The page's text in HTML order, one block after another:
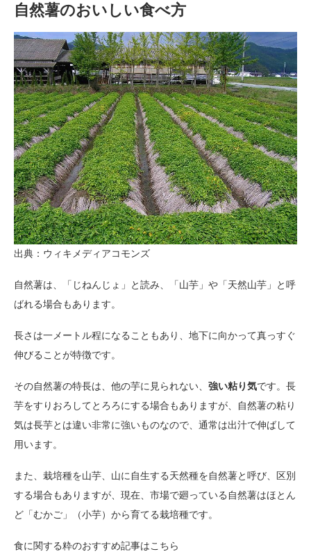
自然薯のおいしい食べ方
出典：ウィキメディアコモンズ
自然薯は、「じねんじょ」と読み、「山芋」や「天然山芋」と呼
ばれる場合もあります。
長さは一メートル程になることもあり、地下に向かって真っすぐ
伸びることが特徴です。
その自然薯の特長は、他の芋に見られない、 強い粘り気です。長
芋をすりおろしてとろろにする場合もありますが、自然薯の粘り
気は長芋とは違い非常に強いものなので、通常は出汁で伸ばして
用います。
また、栽培種を山芋、山に自生する天然種を自然薯と呼び、区別
する場合もありますが、現在、市場で廻っている自然薯はほとん
ど「むかご」（小芋）から育てる栽培種です。
食に関する粋のおすすめ記事はこちら